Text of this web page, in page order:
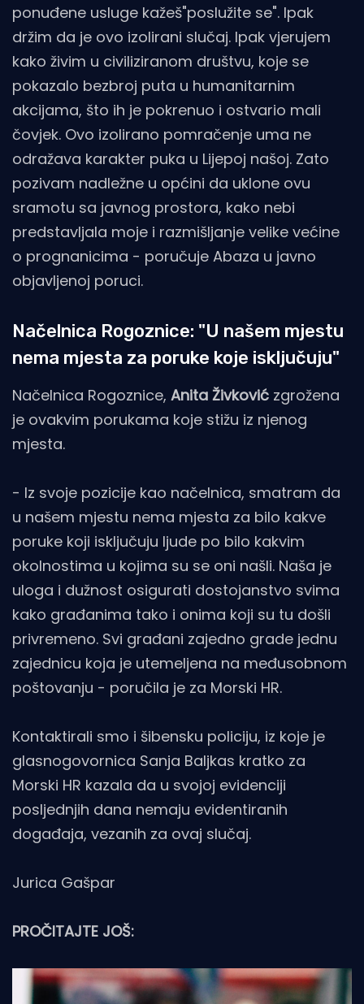
ponuđene usluge kažeš"poslužite se". Ipak
držim da je ovo izolirani slučaj. Ipak vjerujem
kako živim u civiliziranom društvu, koje se
pokazalo bezbroj puta u humanitarnim
akcijama, što ih je pokrenuo i ostvario mali
čovjek. Ovo izolirano pomračenje uma ne
odražava karakter puka u Lijepoj našoj. Zato
pozivam nadležne u općini da uklone ovu
sramotu sa javnog prostora, kako nebi
predstavljala moje i razmišljanje velike većine
o prognanicima - poručuje Abaza u javno
objavljenoj poruci.
Načelnica Rogoznice: "U našem mjestu
nema mjesta za poruke koje isključuju"
Načelnica Rogoznice, Anita Živković zgrožena
je ovakvim porukama koje stižu iz njenog
mjesta.
- Iz svoje pozicije kao načelnica, smatram da
u našem mjestu nema mjesta za bilo kakve
poruke koji isključuju ljude po bilo kakvim
okolnostima u kojima su se oni našli. Naša je
uloga i dužnost osigurati dostojanstvo svima
kako građanima tako i onima koji su tu došli
privremeno. Svi građani zajedno grade jednu
zajednicu koja je utemeljena na međusobnom
poštovanju - poručila je za Morski HR.
Kontaktirali smo i šibensku policiju, iz koje je
glasnogovornica Sanja Baljkas kratko za
Morski HR kazala da u svojoj evidenciji
posljednjih dana nemaju evidentiranih
događaja, vezanih za ovaj slučaj.
Jurica Gašpar
PROČITAJTE JOŠ: